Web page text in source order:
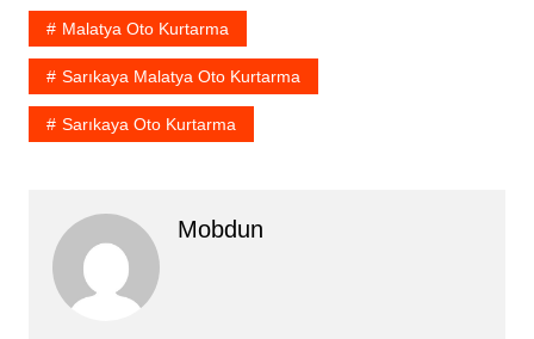
Malatya Oto Kurtarma
Sarıkaya Malatya Oto Kurtarma
Sarıkaya Oto Kurtarma
Mobdun